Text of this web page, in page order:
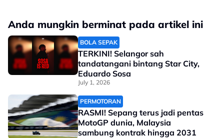
Anda mungkin berminat pada artikel ini
BOLA SEPAK
TERKINI! Selangor sah
tandatangani bintang Star City,
Eduardo Sosa
July 1, 2026
PERMOTORAN
RASMI! Sepang terus jadi pentas
MotoGP dunia, Malaysia
sambung kontrak hingga 2031